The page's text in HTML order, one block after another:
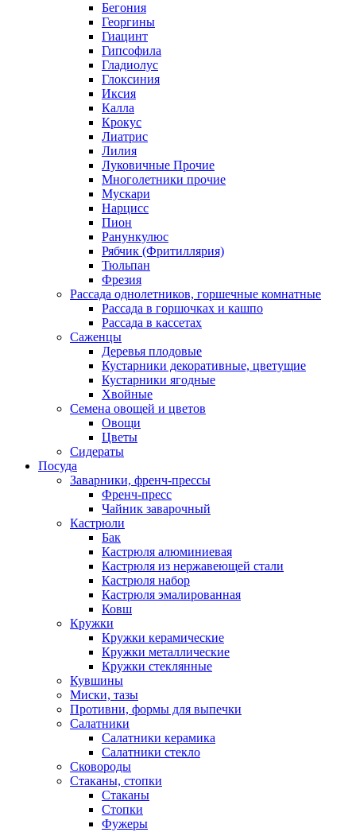
Бегония
Георгины
Гиацинт
Гипсофила
Гладиолус
Глоксиния
Иксия
Калла
Крокус
Лиатрис
Лилия
Луковичные Прочие
Многолетники прочие
Мускари
Нарцисс
Пион
Ранункулюс
Рябчик (Фритиллярия)
Тюльпан
Фрезия
Рассада однолетников, горшечные комнатные
Рассада в горшочках и кашпо
Рассада в кассетах
Саженцы
Деревья плодовые
Кустарники декоративные, цветущие
Кустарники ягодные
Хвойные
Семена овощей и цветов
Овощи
Цветы
Сидераты
Посуда
Заварники, френч-прессы
Френч-пресс
Чайник заварочный
Кастрюли
Бак
Кастрюля алюминиевая
Кастрюля из нержавеющей стали
Кастрюля набор
Кастрюля эмалированная
Ковш
Кружки
Кружки керамические
Кружки металлические
Кружки стеклянные
Кувшины
Миски, тазы
Противни, формы для выпечки
Салатники
Салатники керамика
Салатники стекло
Сковороды
Стаканы, стопки
Стаканы
Стопки
Фужеры